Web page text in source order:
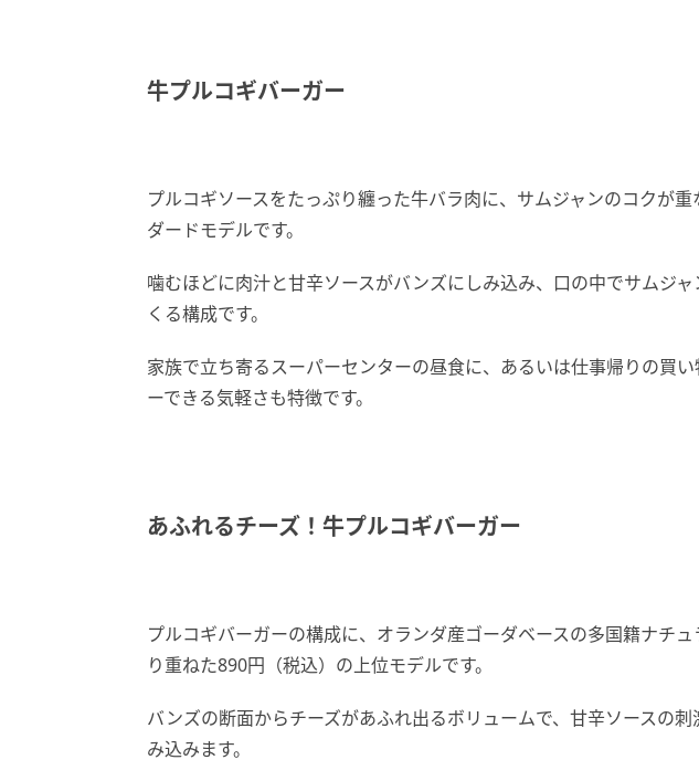
牛プルコギバーガー
プルコギソースをたっぷり纏った牛バラ肉に、サムジャンのコクが
ダードモデルです。
噛むほどに肉汁と甘辛ソースがバンズにしみ込み、口の中でサムジ
くる構成です。
家族で立ち寄るスーパーセンターの昼食に、あるいは仕事帰りの買
ーできる気軽さも特徴です。
あふれるチーズ！牛プルコギバーガー
プルコギバーガーの構成に、オランダ産ゴーダベースの多国籍ナチ
り重ねた890円（税込）の上位モデルです。
バンズの断面からチーズがあふれ出るボリュームで、甘辛ソースの
み込みます。